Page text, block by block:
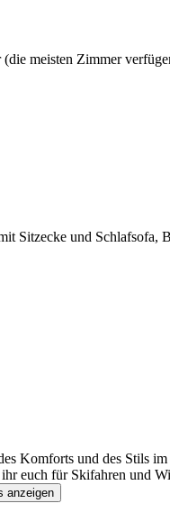
meisten Zimmer
Sitzecke und Schlafsofa,
Komforts und des Stils
euch für Skifahren und
anzeigen